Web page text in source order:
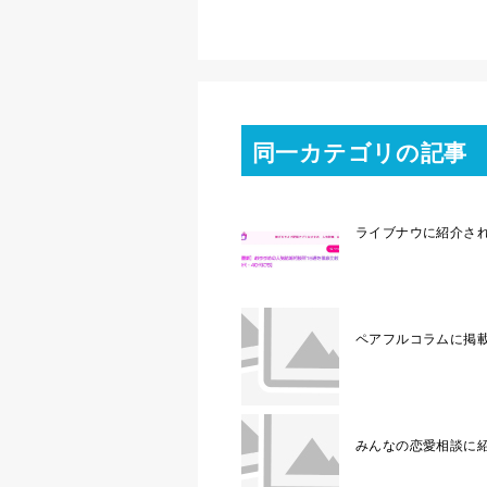
同一カテゴリの記事
ライブナウに紹介さ
ペアフルコラムに掲
みんなの恋愛相談に